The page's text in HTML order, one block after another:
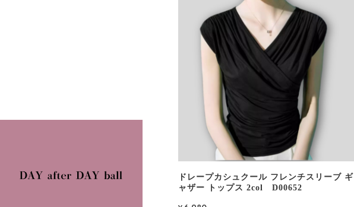
ドレープカシュクール フレンチスリーブ ギ
ャザー トップス 2col D00652